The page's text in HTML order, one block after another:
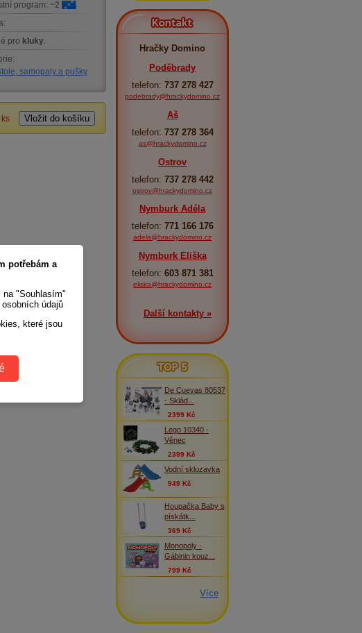
program: ~2
pro kluky
samopaly a pušky
ks
Kontakt
Hračky Domino
Poděbrady
telefon: 737 278 427
podebrady@hrackydomino.cz
Aš
telefon: 737 278 364
as@hrackydomino.cz
Ostrov
telefon: 737 278 442
ostrov@hrackydomino.cz
Nymburk Adéla
telefon: 771 166 176
adela@hrackydomino.cz
Nymburk Eliška
telefon: 603 871 381
eliska@hrackydomino.cz
Další kontakty »
TOP 5
De Cuevas 80537
- Sklád...
2399 Kč
Lego 10340 -
Věnec
2399 Kč
Vodní skluzavka
949 Kč
Houpačka Baby s
pískátk...
369 Kč
Monopoly -
Gábinin kouz...
799 Kč
Více
potřebám a
"Souhlasím"
údajů
které jsou